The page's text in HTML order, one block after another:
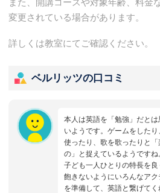
変更されている場合があります。
詳しくは教室にてご確認ください。
ベルリッツの口コミ
本人は英語を「勉強」だとは
いようです。ゲームをしたり
使ったり、歌を歌ったりと「
の」と捉えているようですね
子ども一人ひとりの特長を良
飽きないようにいろんなアク
を準備して、英語と繋げてく